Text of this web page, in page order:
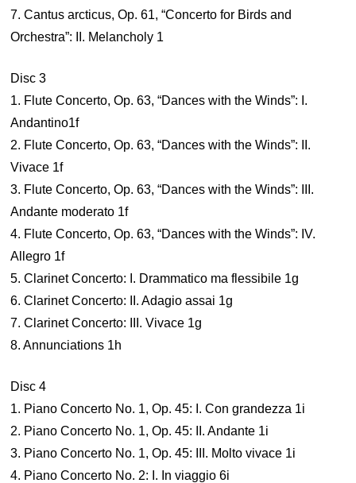
7. Cantus arcticus, Op. 61, “Concerto for Birds and
Orchestra”: II. Melancholy 1
Disc 3
1. Flute Concerto, Op. 63, “Dances with the Winds”: I.
Andantino1f
2. Flute Concerto, Op. 63, “Dances with the Winds”: II.
Vivace 1f
3. Flute Concerto, Op. 63, “Dances with the Winds”: III.
Andante moderato 1f
4. Flute Concerto, Op. 63, “Dances with the Winds”: IV.
Allegro 1f
5. Clarinet Concerto: I. Drammatico ma flessibile 1g
6. Clarinet Concerto: II. Adagio assai 1g
7. Clarinet Concerto: III. Vivace 1g
8. Annunciations 1h
Disc 4
1. Piano Concerto No. 1, Op. 45: I. Con grandezza 1i
2. Piano Concerto No. 1, Op. 45: II. Andante 1i
3. Piano Concerto No. 1, Op. 45: III. Molto vivace 1i
4. Piano Concerto No. 2: I. In viaggio 6i